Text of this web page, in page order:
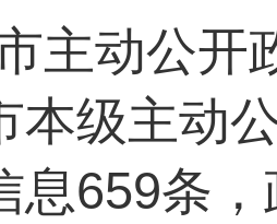
主动公开
本级主动
息659条